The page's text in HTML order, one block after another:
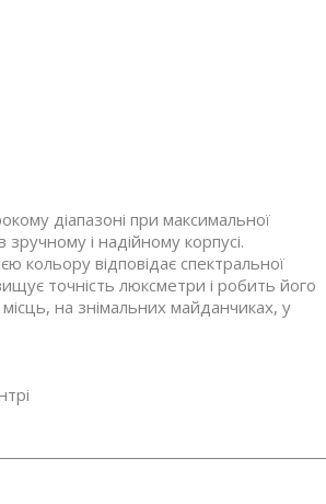
діапазоні при максимальної
і надійному корпусі.
кольору відповідає спектральної
точність люксметри і робить його
на знімальних майданчиках, у